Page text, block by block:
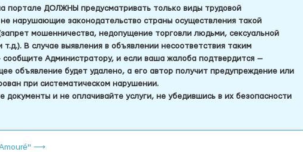
портале ДОЛЖНЫ предусматривать только виды трудовой
нарушающие законодательство страны осуществления такой
мошенничества, недопущение торговли людьми, сексуальной
т.д.). В случае выявления в объявлении несоответствия таким
сообщите Администратору, и если ваша жалоба подтвердится —
объявление будет удалено, а его автор получит предупреждение или
при систематическом нарушении.
документы и не оплачивайте услуги, не убедившись в их безопасности
Amouré" ⟶